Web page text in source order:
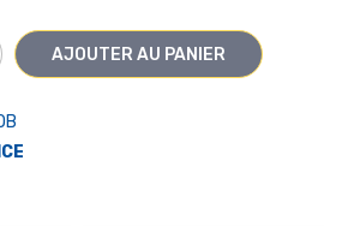
AJOUTER AU PANIER